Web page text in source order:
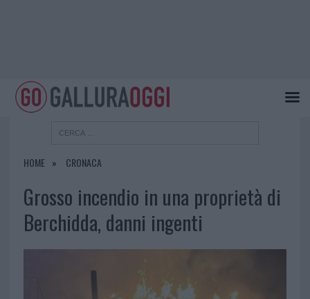
HOME CRONACA
Grosso incendio in una proprietà di
Berchidda, danni ingenti